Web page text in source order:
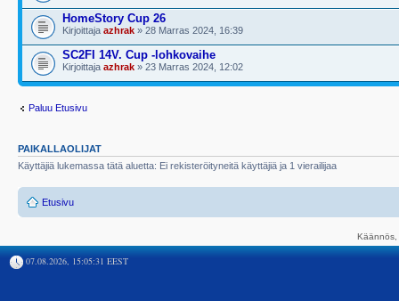
HomeStory Cup 26
Kirjoittaja azhrak » 28 Marras 2024, 16:39
SC2FI 14V. Cup -lohkovaihe
Kirjoittaja azhrak » 23 Marras 2024, 12:02
Paluu Etusivu
PAIKALLAOLIJAT
Käyttäjiä lukemassa tätä aluetta: Ei rekisteröityneitä käyttäjiä ja 1 vierailijaa
Etusivu
07.08.2026, 15:05:31 EEST